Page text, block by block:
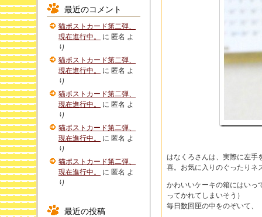
はなくろさんは、実際に左手
喜。お気に入りのぐったりネ
かわいいケーキの箱にはいっ
ってかれてしまいそう）
毎日数回匣の中をのぞいて、
最近のコメント
猫ポストカード第二弾、
現在進行中。
に 匿名 よ
り
猫ポストカード第二弾、
現在進行中。
に 匿名 よ
り
猫ポストカード第二弾、
現在進行中。
に 匿名 よ
り
猫ポストカード第二弾、
現在進行中。
に 匿名 よ
り
猫ポストカード第二弾、
現在進行中。
に 匿名 よ
り
最近の投稿